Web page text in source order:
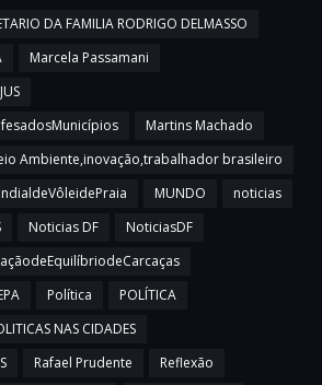
DA FAMILIA RODRIGO DELMASSO
Marcela Passamani
Martins Machado
Ambiente,inovação,trabalhador brasileiro
MUNDO
noticias
Noticias DF
NoticiasDF
Política
POLÍTICA
NAS CIDADES
Rafael Prudente
Reflexão